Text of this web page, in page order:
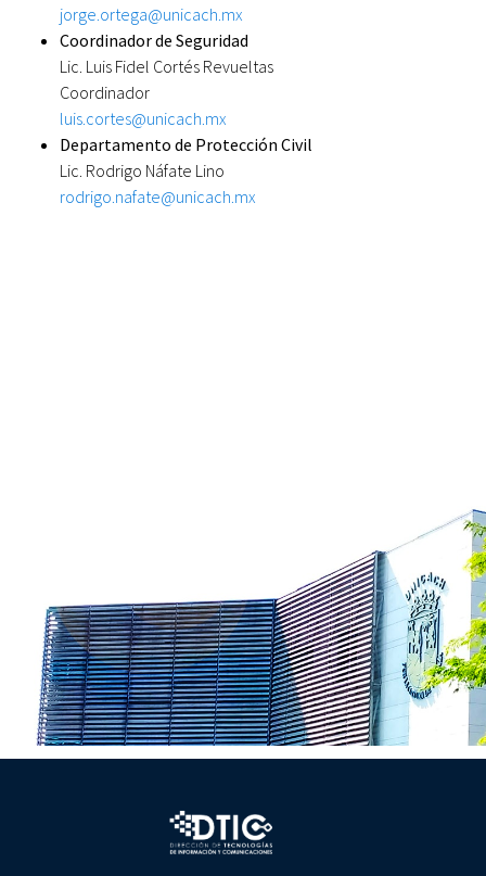
jorge.ortega@unicach.mx
Coordinador de Seguridad
Lic. Luis Fidel Cortés Revueltas
Coordinador
luis.cortes@unicach.mx
Departamento de Protección Civil
Lic. Rodrigo Náfate Lino
rodrigo.nafate@unicach.mx